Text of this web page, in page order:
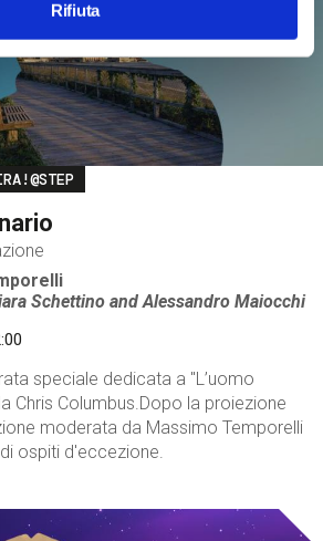
Rifiuta
Schettino andAlessandro Maiocchi
speciale dedicata a "L’uomo
Chris Columbus.Dopo la proiezione
moderata da Massimo Temporelli
ospiti d'eccezione.